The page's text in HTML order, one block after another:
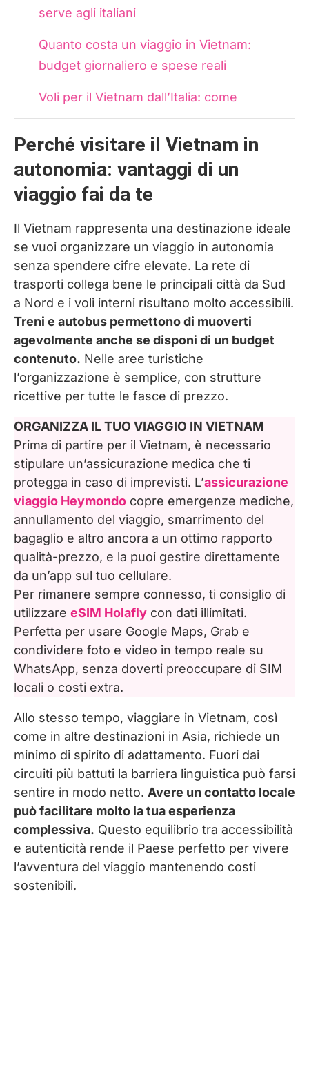
serve agli italiani
Quanto costa un viaggio in Vietnam:
budget giornaliero e spese reali
Voli per il Vietnam dall’Italia: come
trovare le tariffe migliori
Trasporti in Vietnam: treni, bus e voli
interni low cost
Dove dormire in Vietnam spendendo
poco: hotel economici e guest house
Itinerario Vietnam low cost in autonomia:
20 giorni da Sud a Nord
Ho Chi Minh City: Vietnam moderno e
tunnel di Cu Chi
Dalat: altopiani, architettura coloniale e
natura
lanterne sul fiume
Ba Na Hills: Golden Bridge e panorama
sul Vietnam centrale
Hue: Cittadella Imperiale e tombe dei
Nguyen
Hanoi: cosa vedere nella capitale del
Vietnam
Baia di Ha Long: crociere, costi e
alternative
Ninh Binh: escursioni tra risaie e
Phat Diem: la cattedrale vietnamita tra
Oriente e Occidente
Vietnam in autonomia o tour
organizzato: riflessioni per scegliere
l’opzione giusta per te
Perché visitare il Vietnam in
autonomia: vantaggi di un
viaggio fai da te
Il Vietnam rappresenta una destinazione ideale
se vuoi organizzare un viaggio in autonomia
senza spendere cifre elevate. La rete di
trasporti collega bene le principali città da Sud
a Nord e i voli interni risultano molto accessibili.
Treni e autobus permettono di muoverti
agevolmente anche se disponi di un budget
contenuto. Nelle aree turistiche
l’organizzazione è semplice, con strutture
ricettive per tutte le fasce di prezzo.
ORGANIZZA IL TUO VIAGGIO IN VIETNAM
Prima di partire per il Vietnam, è necessario
stipulare un’assicurazione medica che ti
protegga in caso di imprevisti. L’assicurazione
viaggio Heymondo copre emergenze mediche,
annullamento del viaggio, smarrimento del
bagaglio e altro ancora a un ottimo rapporto
qualità-prezzo, e la puoi gestire direttamente
da un’app sul tuo cellulare.
Per rimanere sempre connesso, ti consiglio di
utilizzare eSIM Holafly con dati illimitati.
Perfetta per usare Google Maps, Grab e
condividere foto e video in tempo reale su
WhatsApp, senza doverti preoccupare di SIM
locali o costi extra.
Allo stesso tempo, viaggiare in Vietnam, così
come in altre destinazioni in Asia, richiede un
minimo di spirito di adattamento. Fuori dai
circuiti più battuti la barriera linguistica può farsi
sentire in modo netto. Avere un contatto locale
può facilitare molto la tua esperienza
complessiva. Questo equilibrio tra accessibilità
e autenticità rende il Paese perfetto per vivere
l’avventura del viaggio mantenendo costi
sostenibili.